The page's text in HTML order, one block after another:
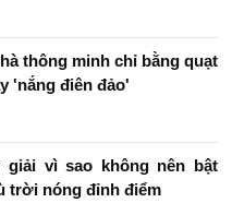
thông minh chỉ bằng quạt
'nắng điên đảo'
giải vì sao không nên bật
trời nóng đỉnh điểm